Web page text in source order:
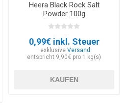
Heera Black Rock Salt
Powder 100g
0,99€ inkl. Steuer
exklusiveVersand
entspricht 9,90€ pro 1 kg(s)
KAUFEN